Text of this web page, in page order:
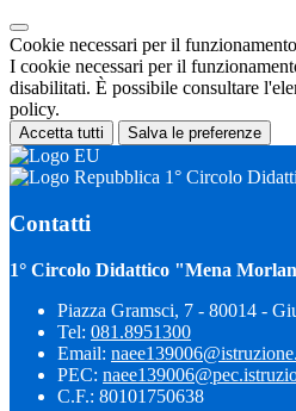
Cookie necessari per il funzionamento
I cookie necessari per il
disabilitati. È possibile consultare
policy.
Accetta tutti Salva le preferenze
1° Circolo
Contatti
1° Circolo Didattico "Mena
Piazza Gramsci, 7 - 80014 -
Tel: 081.8951300
Email:
PEC:
C.F.: 80101750638